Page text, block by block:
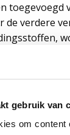
gebruik van
om content
toegevoegd
de verdere
vitamines
wel
van de
kreukels.
noemen we
samen